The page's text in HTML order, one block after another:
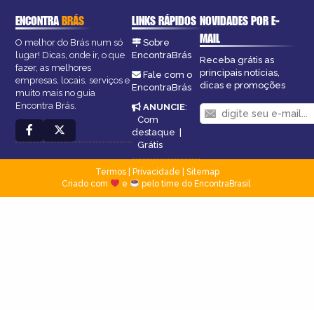
ENCONTRABRÁS
O melhor do Brás num só
lugar! Dicas, onde ir, o que
fazer, as melhores
empresas, locais, serviços e
muito mais no guia
Encontra Brás.
LINKS RÁPIDOS
Sobre
EncontraBrás
Fale com o
EncontraBrás
ANUNCIE:
Com
destaque |
Grátis
NOVIDADES POR E-
MAIL
Receba grátis as
principais notícias,
dicas e promoções
Termos| Privacidade
Sitemap
Criado com
e pelo time do EncontraBrasil